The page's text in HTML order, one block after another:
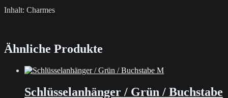
Inhalt: Charmes
Ähnliche Produkte
Schlüsselanhänger / Grün / Buchstabe